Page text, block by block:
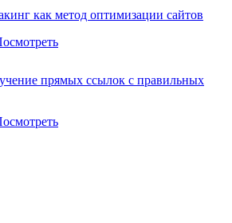
как метод оптимизации сайтов
прямых ссылок с правильных